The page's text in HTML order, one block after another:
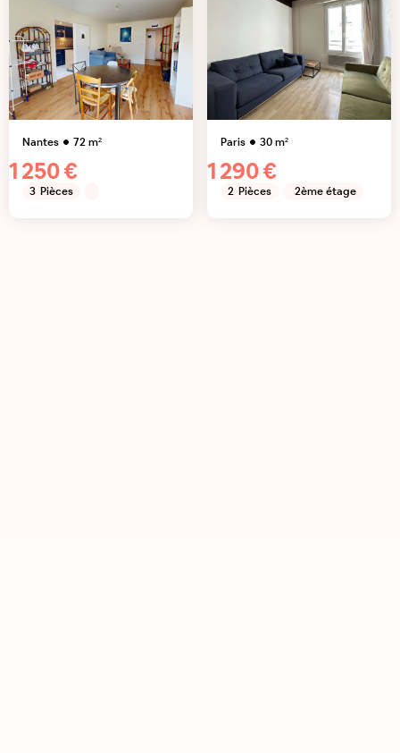
Nantes 72m²
1 250 €
3 Pièces
Paris 30m²
1 290 €
2 Pièces 2ème étage